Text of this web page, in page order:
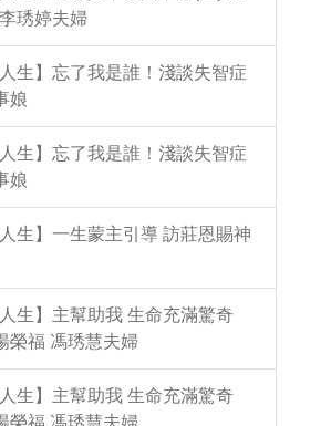
琇婷夫婦
生】忘了我是誰！淺談失智症
娘
生】忘了我是誰！淺談失智症
娘
生】一生蒙主引導 訪莊恩賜神
生】主幫助我 生命充滿驚奇
榮福 馮琇慧夫婦
生】主幫助我 生命充滿驚奇
榮福 馮琇慧夫婦